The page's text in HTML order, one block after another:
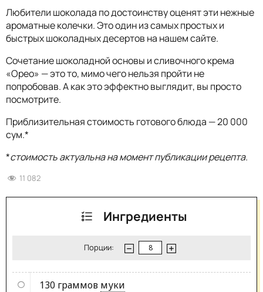
Любители шоколада по достоинству оценят эти нежные
ароматные колечки. Это один из самых простых и
быстрых шоколадных десертов на нашем сайте.
Сочетание шоколадной основы и сливочного крема
«Орео» — это то, мимо чего нельзя пройти не
попробовав. А как это эффектно выглядит, вы просто
посмотрите.
Приблизительная стоимость готового блюда — 20 000
сум.*
*стоимость актуальна на момент публикации рецепта.
11 082
Ингредиенты
Порции:
130 граммов муки